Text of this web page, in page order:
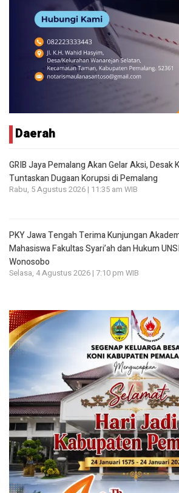
Daerah
GRIB Jaya Pemalang Akan Gelar Aksi, Desak
Tuntaskan Dugaan Korupsi di Pemalang
Rabu, 5 Agustus 2026 | 11:35 am WIB
PKY Jawa Tengah Terima Kunjungan
Mahasiswa Fakultas Syari’ah dan Hukum
Wonosobo
Selasa, 4 Agustus 2026 | 7:10 pm WIB